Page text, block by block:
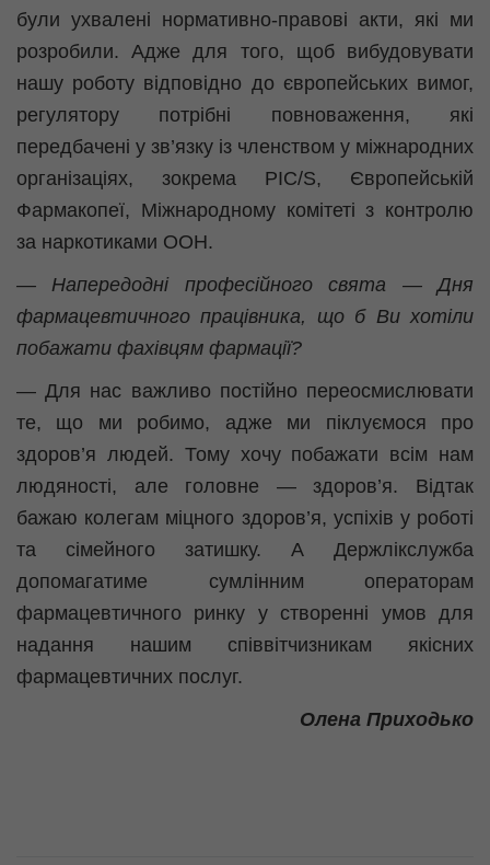
були ухвалені нормативно-правові акти, які ми
розробили. Адже для того, щоб вибудовувати
нашу роботу відповідно до європейських вимог,
регулятору потрібні повноваження, які
передбачені у зв’язку із членством у міжнародних
організаціях, зокрема PIC/S, Європейській
Фармакопеї, Міжнародному комітеті з контролю
за наркотиками ООН.
— Напередодні професійного свята — Дня
фармацевтичного працівника, що б Ви хотіли
побажати фахівцям фармації?
— Для нас важливо постійно переосмислювати
те, що ми робимо, адже ми піклуємося про
здоров’я людей. Тому хочу побажати всім нам
людяності, але головне — здоров’я. Відтак
бажаю колегам міцного здоров’я, успіхів у роботі
та сімейного затишку. А Держлікслужба
допомагатиме сумлінним операторам
фармацевтичного ринку у створенні умов для
надання нашим співвітчизникам якісних
фармацевтичних послуг.
Олена Приходько